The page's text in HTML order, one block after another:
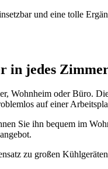
und eine tolle
in jedes
Wohnheim oder Büro.
auf einer
Sie ihn bequem im
zu großen